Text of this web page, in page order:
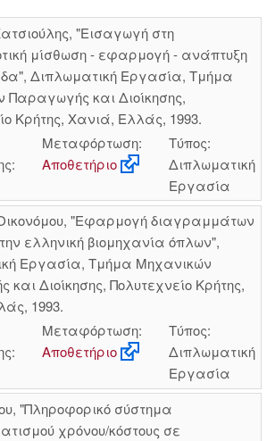
"Εισαγωγή στη
μίσθωση - εφαρμογή - ανάπτυξη
Διπλωματική Εργασία, Τμήμα
Παραγωγής και Διοίκησης,
Κρήτης, Χανιά, Ελλάς, 1993.
Μεταφόρτωση:
Αποθετήριο
Τύπος:
Διπλωματική
Εργασία
"Εφαρμογή διαγραμμάτων
ελληνική βιομηχανία όπλων",
Εργασία, Τμήμα Μηχανικών
Διοίκησης, Πολυτεχνείο Κρήτης,
1993.
Μεταφόρτωση:
Αποθετήριο
Τύπος:
Διπλωματική
Εργασία
"Πληροφορικό σύστημα
χρόνου/κόστους σε